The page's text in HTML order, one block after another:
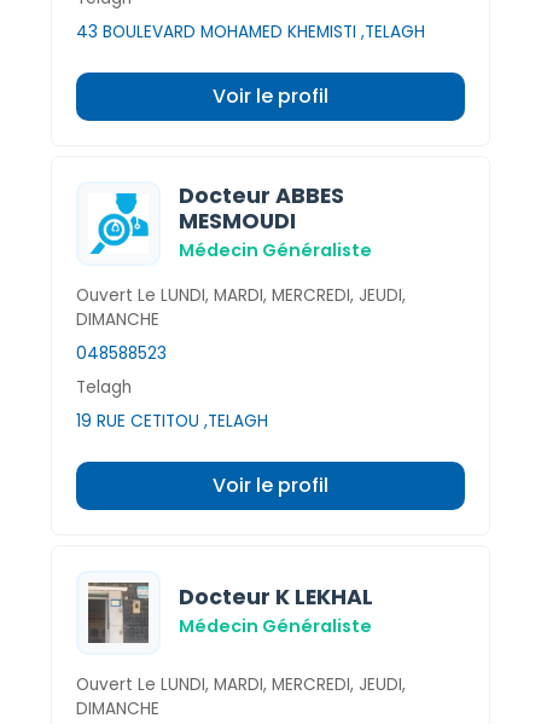
43 BOULEVARD MOHAMED KHEMISTI ,TELAGH
Voir le profil
Docteur ABBES
MESMOUDI
Médecin Généraliste
Ouvert Le LUNDI, MARDI, MERCREDI, JEUDI,
DIMANCHE
048588523
Telagh
19 RUE CETITOU ,TELAGH
Voir le profil
Docteur K LEKHAL
Médecin Généraliste
Ouvert Le LUNDI, MARDI, MERCREDI, JEUDI,
DIMANCHE